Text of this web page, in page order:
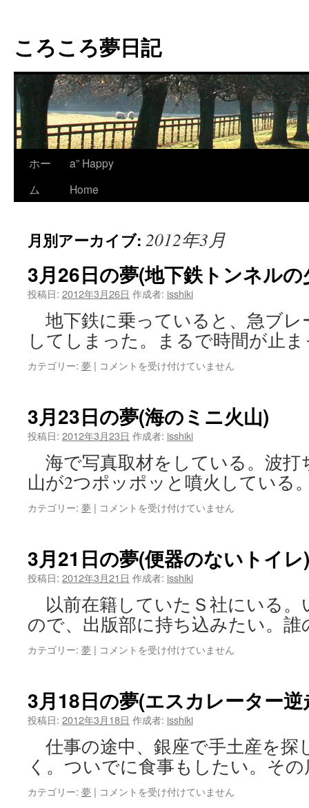
テ
ン
へ
ス
キ
ッ
プ
ころころ夢日記
ホー
ム
a” Happy
Home
月別アーカイブ: 2012年3月
3月26日の夢(地下鉄トンネルの
投稿日: 2012年3月26日 作成者: isshiki
地下鉄に乗っていると、急ブレ
してしまった。まるで時間が止
カテゴリー: 夢 | 3
の
夢
下
鉄
ト
ン
ネ
少
女)
は
コメントを受け付けていません
3月23日の夢(海のミニ火山)
投稿日: 2012年3月23日 作成者: isshiki
海で写真取材をしている。波打
山が2つポッポッと噴火してい
カテゴリー: 夢 | 3
の
夢
の
ミ
ニ
火
山)
コメントを受け付けていません
3月21日の夢(便器のないトイレ)
投稿日: 2012年3月21日 作成者: isshiki
以前在籍していたＳ社にいる。
ので、出版部に持ち込みたい。
カテゴリー: 夢 | 3
の
夢
器
の
な
い
ト
コメントを受け付けていません
3月18日の夢(エスカレーター逆
投稿日: 2012年3月18日 作成者: isshiki
仕事の途中、銀座で手土産を探
く。ついでに食事もしたい。そ
カテゴリー: 夢 | 3
コメントを受け付けていません